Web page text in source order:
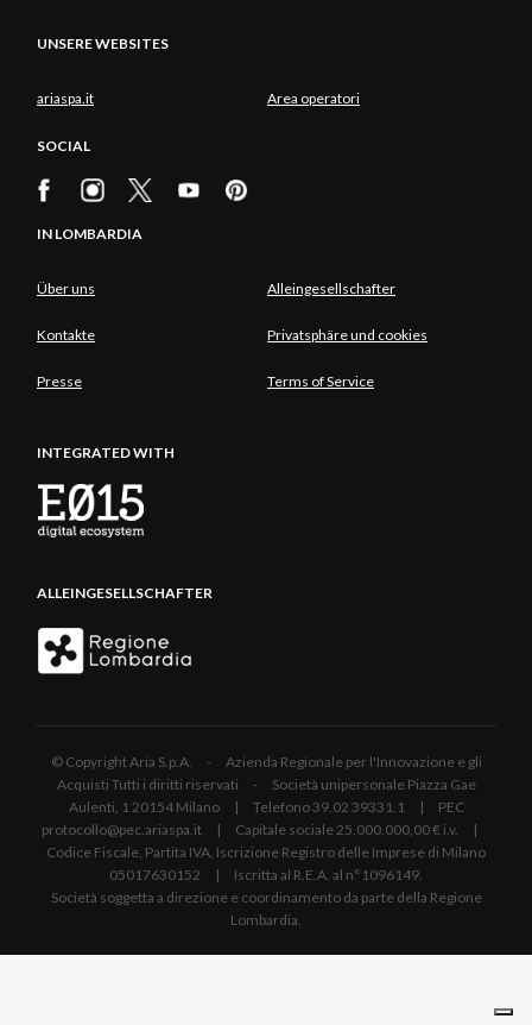
UNSERE WEBSITES
ariaspa.it Area operatori
SOCIAL
IN LOMBARDIA
Über uns Alleingesellschafter
Kontakte Privatsphäre und cookies
Presse Terms of Service
INTEGRATED WITH
ALLEINGESELLSCHAFTER
© Copyright Aria S.p.A. - Azienda Regionale per l'Innovazione e gli
Acquisti Tutti i diritti riservati - Società unipersonale Piazza Gae
Aulenti, 1 20154 Milano | Telefono 39.02 39331.1 | PEC
protocollo@pec.ariaspa.it | Capitale sociale 25.000.000,00 € i.v. |
Codice Fiscale, Partita IVA, Iscrizione Registro delle Imprese di Milano
05017630152 | Iscritta al R.E.A. al n°1096149.
Società soggetta a direzione e coordinamento da parte della Regione
Lombardia.